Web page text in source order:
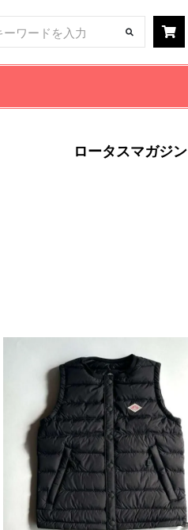
ロータスマガジン